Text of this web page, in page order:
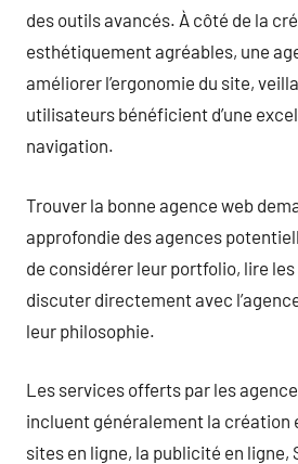
des outils avancés. À côté de la
esthétiquement agréables, une
améliorer l’ergonomie du site,
utilisateurs bénéficient d’une
navigation.
Trouver la bonne agence web
approfondie des agences
de considérer leur portfolio, lire
discuter directement avec
leur philosophie.
Les services offerts par les
incluent généralement la création
sites en ligne, la publicité en ligne,